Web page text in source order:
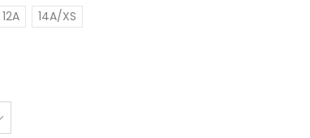
12A
14A/XS